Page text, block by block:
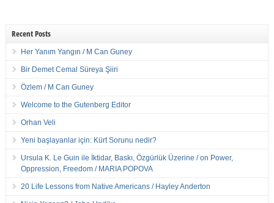
Recent Posts
Her Yanım Yangın / M Can Guney
Bir Demet Cemal Süreya Şiiri
Özlem / M Can Guney
Welcome to the Gutenberg Editor
Orhan Veli
Yeni başlayanlar için: Kürt Sorunu nedir?
Ursula K. Le Guin ile İktidar, Baskı, Özgürlük Üzerine / on Power,
Oppression, Freedom / MARIA POPOVA
20 Life Lessons from Native Americans / Hayley Anderton